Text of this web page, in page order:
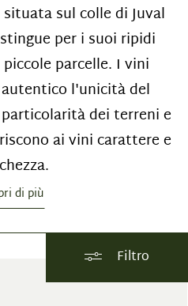
sul colle di Juval
per i suoi ripidi
parcelle. I vini
l'unicità del
dei terreni e
ai vini carattere e
di più
Filtro